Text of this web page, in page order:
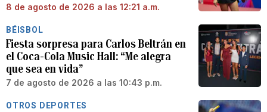
8 de agosto de 2026 a las 12:21 a.m.
BÉISBOL
Fiesta sorpresa para Carlos Beltrán en
el Coca-Cola Music Hall: “Me alegra
que sea en vida”
7 de agosto de 2026 a las 10:43 p.m.
OTROS DEPORTES